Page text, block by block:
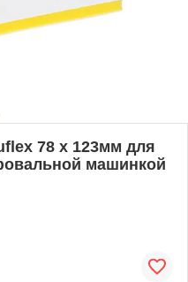
78 x 123мм для
машинкой